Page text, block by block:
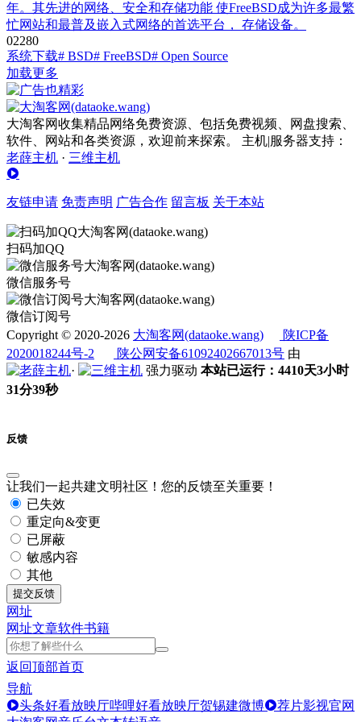
年。其先进的网络、安全和存储功能 使FreeBSD成为许多最繁
忙网站和最普及嵌入式网络的首选平台， 存储设备。
02280
系统下载# BSD# FreeBSD# Open Source
加载更多
大淘客网收集精品网络免费资源、包括免费视频、网盘搜索、
软件、网站和各类资源，欢迎前来探索。 主机|服务器支持：
老薛主机 · 三维主机
友链申请 免责声明 广告合作 留言板 关于本站
扫码加QQ
微信服务号
微信订阅号
Copyright © 2020-2026 大淘客网(dataoke.wang)
陕ICP备
2020018244号-2
陕公网安备61092402667013号 由
·
强力驱动 本站已运行：4410天3小时
31分39秒
反馈
让我们一起共建文明社区！您的反馈至关重要！
已失效
重定向&变更
已屏蔽
敏感内容
其他
提交反馈
网址
网址文章软件书籍
返回顶部首页
导航
头条好看放映厅哔哩好看放映厅贺锡建微博
荐片影视官网